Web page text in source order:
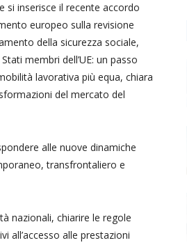
si inserisce il recente accordo
europeo sulla revisione
della sicurezza sociale,
membri dell’UE: un passo
lavorativa più equa, chiara
del mercato del
alle nuove dinamiche
transfrontaliero e
nazionali, chiarire le regole
all’accesso alle prestazioni